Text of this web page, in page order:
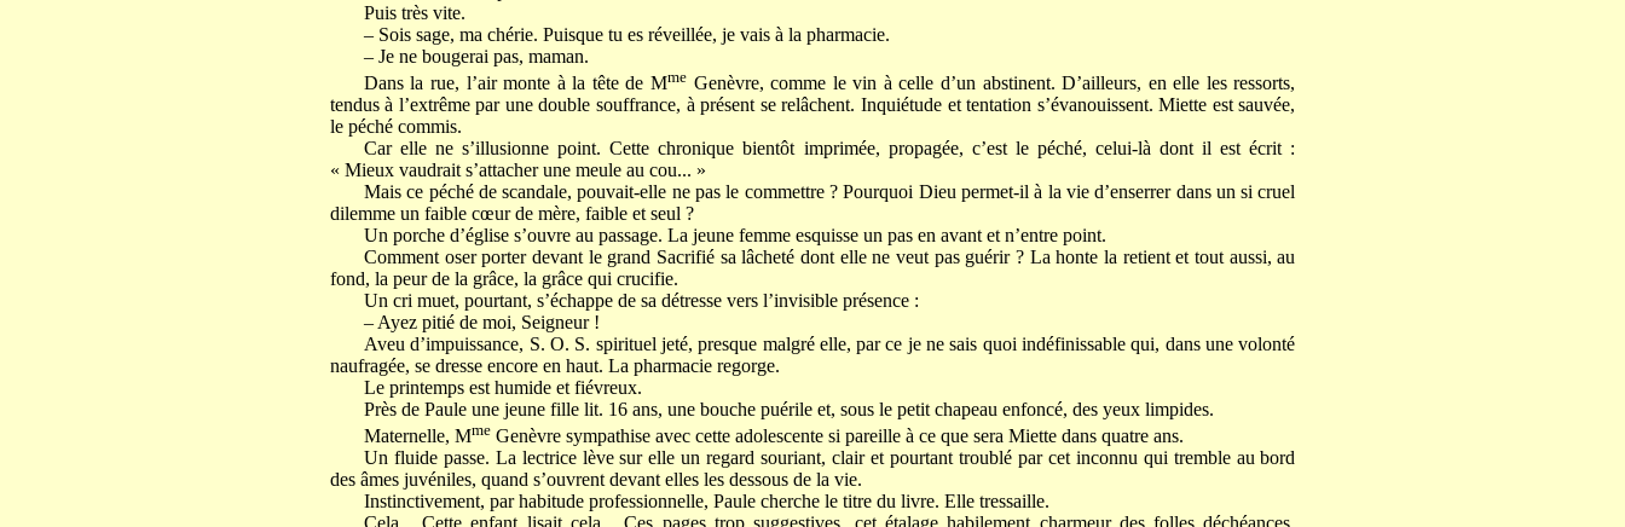
Puis très vite.
– Sois sage, ma chérie. Puisque tu es réveillée, je vais à la pharmacie.
– Je ne bougerai pas, maman.
Dans la rue, l’air monte à la tête de Mme Genèvre, comme le vin à celle d’un abstinent. D’ailleurs, en elle les ressorts,
tendus à l’extrême par une double souffrance, à présent se relâchent. Inquiétude et tentation s’évanouissent. Miette est sauvée,
le péché commis.
Car elle ne s’illusionne point. Cette chronique bientôt imprimée, propagée, c’est le péché, celui-là dont il est écrit :
« Mieux vaudrait s’attacher une meule au cou... »
Mais ce péché de scandale, pouvait-elle ne pas le commettre ? Pourquoi Dieu permet-il à la vie d’enserrer dans un si cruel
dilemme un faible cœur de mère, faible et seul ?
Un porche d’église s’ouvre au passage. La jeune femme esquisse un pas en avant et n’entre point.
Comment oser porter devant le grand Sacrifié sa lâcheté dont elle ne veut pas guérir ? La honte la retient et tout aussi, au
fond, la peur de la grâce, la grâce qui crucifie.
Un cri muet, pourtant, s’échappe de sa détresse vers l’invisible présence :
– Ayez pitié de moi, Seigneur !
Aveu d’impuissance, S. O. S. spirituel jeté, presque malgré elle, par ce je ne sais quoi indéfinissable qui, dans une volonté
naufragée, se dresse encore en haut. La pharmacie regorge.
Le printemps est humide et fiévreux.
Près de Paule une jeune fille lit. 16 ans, une bouche puérile et, sous le petit chapeau enfoncé, des yeux limpides.
Maternelle, MmeGenèvre sympathise avec cette adolescente si pareille à ce que sera Miette dans quatre ans.
Un fluide passe. La lectrice lève sur elle un regard souriant, clair et pourtant troublé par cet inconnu qui tremble au bord
des âmes juvéniles, quand s’ouvrent devant elles les dessous de la vie.
Instinctivement, par habitude professionnelle, Paule cherche le titre du livre. Elle tressaille.